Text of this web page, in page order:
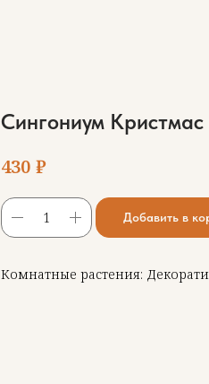
Сингониум
430 ₽
Добавить в
Комнатные растения: